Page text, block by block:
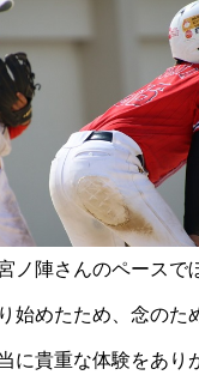
ノ陣さんのペースで
始めたため、念のた
に貴重な体験をあり